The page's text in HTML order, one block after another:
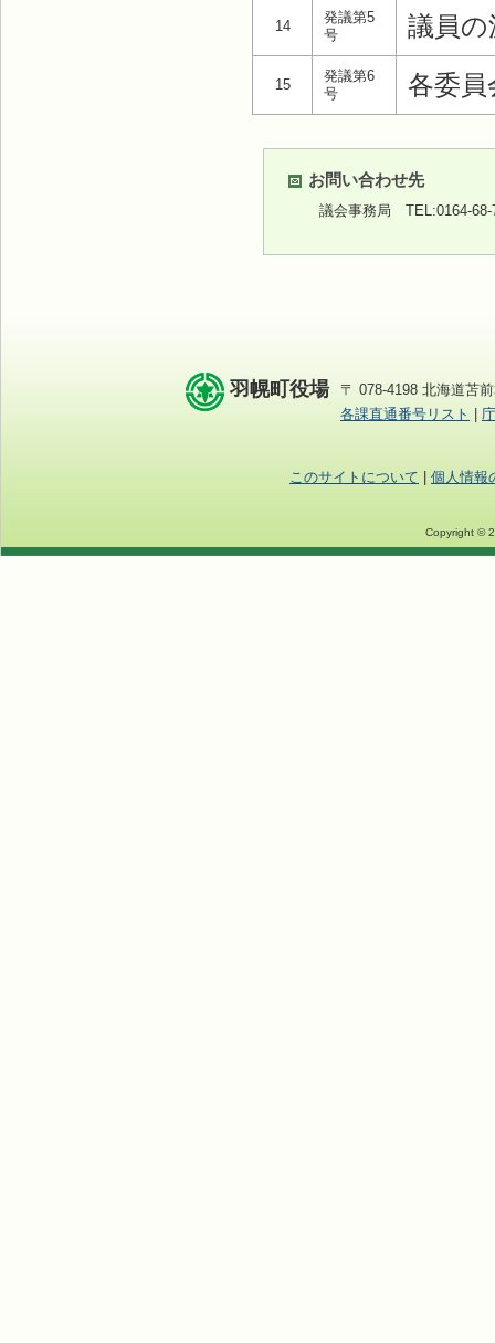
14
発議第5
号
議員
15
発議第6
号
各委
お問い合わせ先
議会事務局 TEL:0164-
羽幌町役場
〒 078-4198 北海道苫
各課直通番号リスト
このサイトについて 個人情報
Copyright ©